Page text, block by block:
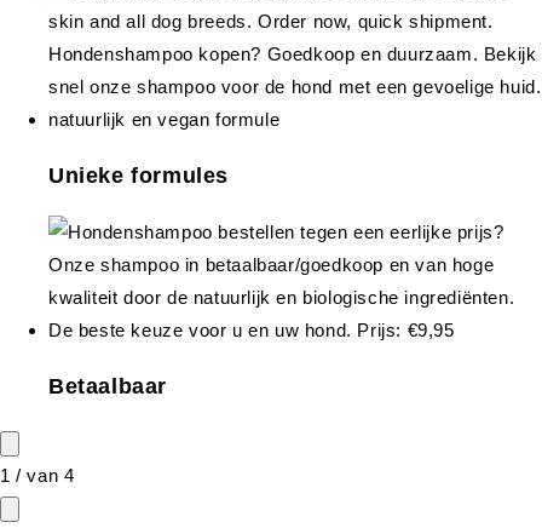
Unieke formules
Betaalbaar
1 /van 4